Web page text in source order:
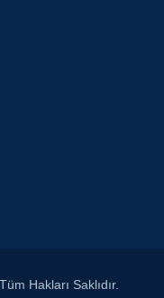
Hakları Saklıdır.